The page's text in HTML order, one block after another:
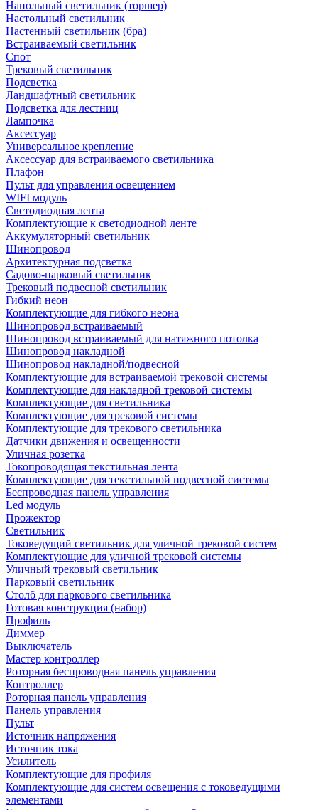
Напольный светильник (торшер)
Настольный светильник
Настенный светильник (бра)
Встраиваемый светильник
Спот
Трековый светильник
Подсветка
Ландшафтный светильник
Подсветка для лестниц
Лампочка
Аксессуар
Универсальное крепление
Аксессуар для встраиваемого светильника
Плафон
Пульт для управления освещением
WIFI модуль
Светодиодная лента
Комплектующие к светодиодной ленте
Аккумуляторный светильник
Шинопровод
Архитектурная подсветка
Садово-парковый светильник
Трековый подвесной светильник
Гибкий неон
Комплектующие для гибкого неона
Шинопровод встраиваемый
Шинопровод встраиваемый для натяжного потолка
Шинопровод накладной
Шинопровод накладной/подвесной
Комплектующие для встраиваемой трековой системы
Комплектующие для накладной трековой системы
Комплектующие для светильника
Комплектующие для трековой системы
Комплектующие для трекового светильника
Датчики движения и освещенности
Уличная розетка
Токопроводящая текстильная лента
Комплектующие для текстильной подвесной системы
Беспроводная панель управления
Led модуль
Прожектор
Светильник
Токоведущий светильник для уличной трековой систем
Комплектующие для уличной трековой системы
Уличный трековый светильник
Парковый светильник
Столб для паркового светильника
Готовая конструкция (набор)
Профиль
Диммер
Выключатель
Мастер контроллер
Роторная беспроводная панель управления
Контроллер
Роторная панель управления
Панель управления
Пульт
Источник напряжения
Источник тока
Усилитель
Комплектующие для профиля
Комплектующие для систем освещения с токоведущими
элементами